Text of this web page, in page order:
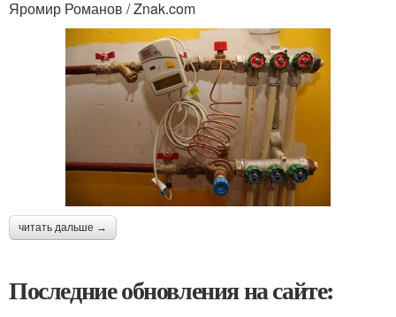
Яромир Романов / Znak.com
читать дальше →
Последние обновления на сайте: